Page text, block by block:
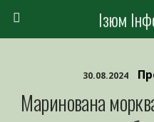
Ізюм
30.08.2024
Маринована